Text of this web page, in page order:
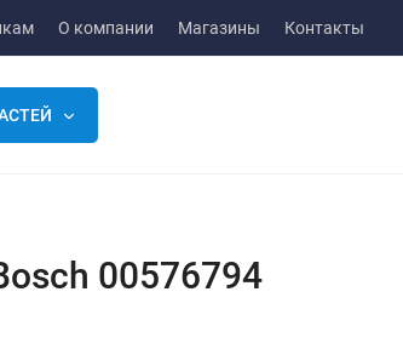
О компании Магазины Контакты
00576794